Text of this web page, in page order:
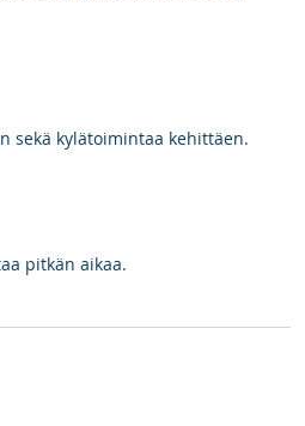
sekä kylätoimintaa kehittäen.
pitkän aikaa.